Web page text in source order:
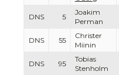
DNS 5
Joakim
Perman
DNS 55
Christer
Miinin
DNS 95
Tobias
Stenholm